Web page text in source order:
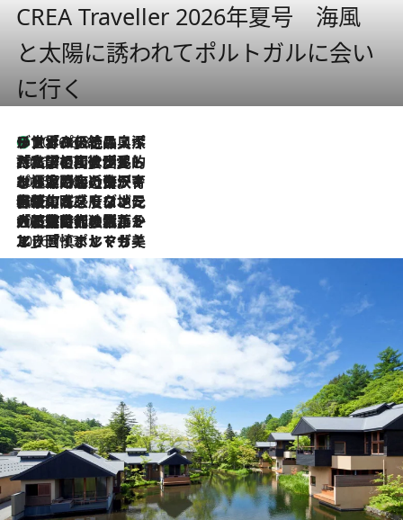
CREA Traveller 2026年夏号 海風
と太陽に誘われてポルトガルに会い
に行く
2026.8.8
リスボンの絶品スイーツ「パステル・デ・ナタ」とは？ポルトガル伝統の奥深い世界へ
2026.7.27
「私の祖国はポルトガル語です」国民的詩人フェルナンド・ペソアと、彼が愛した文学の街を歩く
2026.7.26
ポルトガル近海が育む極上の海の幸。キリリと冷えた白ワインと愉しむ、シーフード専門店の贅沢
2026.7.22
伝統の味をモダンに昇華。高感度な地元客が集う、リスボンの最旬ガストロノミー
2026.7.21
大航海時代の栄華から、震災、独裁、そして革命へ。ポルトガル・首都リスボンの石畳に刻まれた「歴史の光と影」
2026.7.13
エッセイ・ヤマザキマリ「慎ましくも美しき国 ポルトガル」